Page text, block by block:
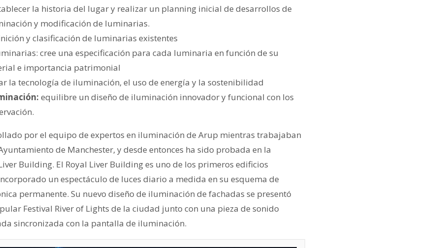
la historia del lugar y realizar un planning inicial de desarrollos de
y modificación de luminarias.
y clasificación de luminarias existentes
cree una especificación para cada luminaria en función de su
e importancia patrimonial
la tecnología de iluminación, el uso de energía y la sostenibilidad
equilibre un diseño de iluminación innovador y funcional con los
por el equipo de expertos en iluminación de Arup mientras trabajaban
de Manchester, y desde entonces ha sido probada en la
Building. El Royal Liver Building es uno de los primeros edificios
un espectáculo de luces diario a medida en su esquema de
permanente. Su nuevo diseño de iluminación de fachadas se presentó
Festival River of Lights de la ciudad junto con una pieza de sonido
sincronizada con la pantalla de iluminación.